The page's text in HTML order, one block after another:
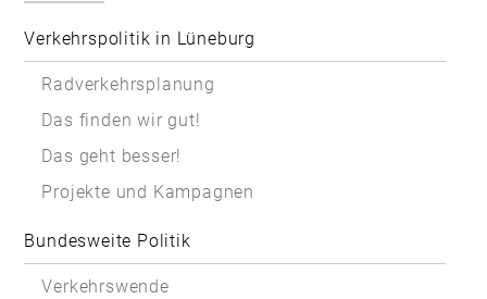
Verkehrspolitik in Lüneburg
Radverkehrsplanung
Das finden wir gut!
Das geht besser!
Projekte und Kampagnen
Bundesweite Politik
Verkehrswende